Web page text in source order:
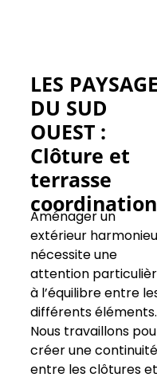
LES
DU SUD
OUEST :
Clôture et
terrasse
coordination
Aménager un
extérieur
nécessite une
attention
à l’équilibre entre
différents éléments.
Nous travaillons
créer une continuité
entre les clôtures et